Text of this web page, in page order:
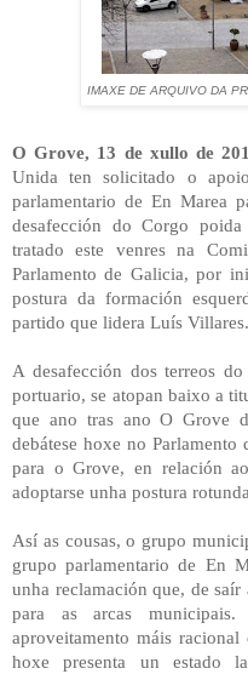
IMAXE DE ARQUIVO DA
O Grove, 13 de xullo de
Unida ten solicitado o
parlamentario de En Marea
desafección do Corgo
tratado este venres na
Parlamento de Galicia, por
postura da formación
partido que lidera Luís Villares.
A desafección dos terreos
portuario, se atopan baixo a
que ano tras ano O Grove
debátese hoxe no
para o Grove, en relación
adoptarse unha postura
Así as cousas, o grupo
grupo parlamentario de En
unha reclamación que, de
para as arcas
aproveitamento máis
hoxe presenta un estado